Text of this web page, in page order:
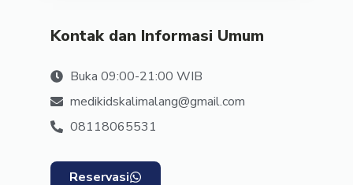
Kontak dan Informasi Umum
Buka 09:00-21:00 WIB
medikidskalimalang@gmail.com
08118065531
Reservasi